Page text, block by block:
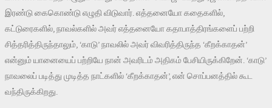
இரண்டு கைகொண்டு எழுதி விடுவார். எத்தனையோ கதைகளில்,
கட்டுரைகளில், நாவல்களில் அவர் எத்தனையோ கதாபாத்திரங்களைப் பற்றி
சித்தரித்திருந்தாலும், ‘காடு’ நாவலில் அவர் விவரித்திருந்த ‘கீறக்காதன்’
என்னும் யானையைப் பற்றியே நான் அவரிடம் அதிகம் பேசியிருக்கிறேன். ‘காடு’
நாவலைப் படித்து முடித்த நாட்களில் ‘கீறக்காதன்’, என் சொப்பனத்தில் கூட
வந்திருக்கிறது.